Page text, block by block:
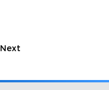
Next